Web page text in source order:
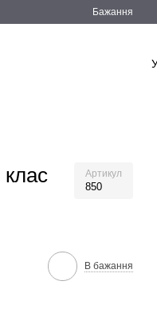
Бажання
Артикул
850
В бажання